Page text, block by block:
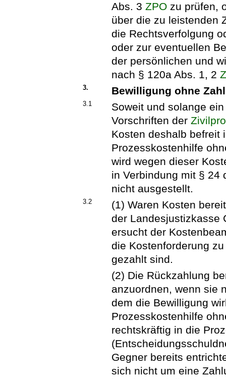
Abs. 3ZPO zu prüfen,
über die zu leistenden
die Rechtsverfolgung
oder zur eventuellen
der persönlichen und
nach § 120a Abs. 1, 2
3. Bewilligung ohne
3.1
Soweit und solange
Vorschriften der
Kosten deshalb befreit
Prozesskostenhilfe
wird wegen dieser
in Verbindung mit § 24
nicht ausgestellt.
3.2
(1) Waren Kosten
der Landesjustizkasse
ersucht der
die Kostenforderung
gezahlt sind.
(2) Die Rückzahlung
anzuordnen, wenn sie
dem die Bewilligung
Prozesskostenhilfe
rechtskräftig in die
Gegner bereits
sich nicht um eine